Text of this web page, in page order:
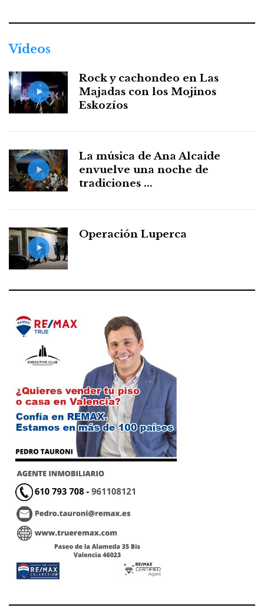
Vídeos
Rock y cachondeo en Las
Majadas con los Mojinos
Eskozíos
La música de Ana Alcaide
envuelve una noche de
tradiciones ...
Operación Luperca